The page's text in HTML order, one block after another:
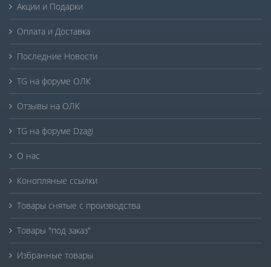
Акции и Подарки
Оплата и Доставка
Последние Новости
TG на форуме ОЛК
Отзывы на ОЛК
TG на форуме Dzagi
О нас
Конопляные ссылки
Товары снятые с производства
Товары "под заказ"
Избранные товары